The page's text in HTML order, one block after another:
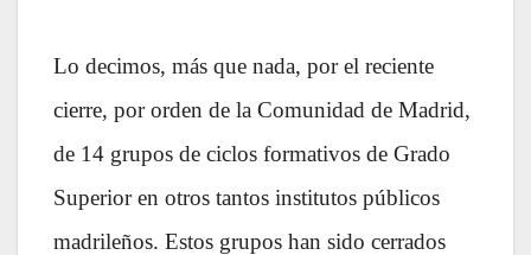
Lo decimos, más que nada, por el reciente
cierre, por orden de la Comunidad de Madrid,
de 14 grupos de ciclos formativos de Grado
Superior en otros tantos institutos públicos
madrileños. Estos grupos han sido cerrados